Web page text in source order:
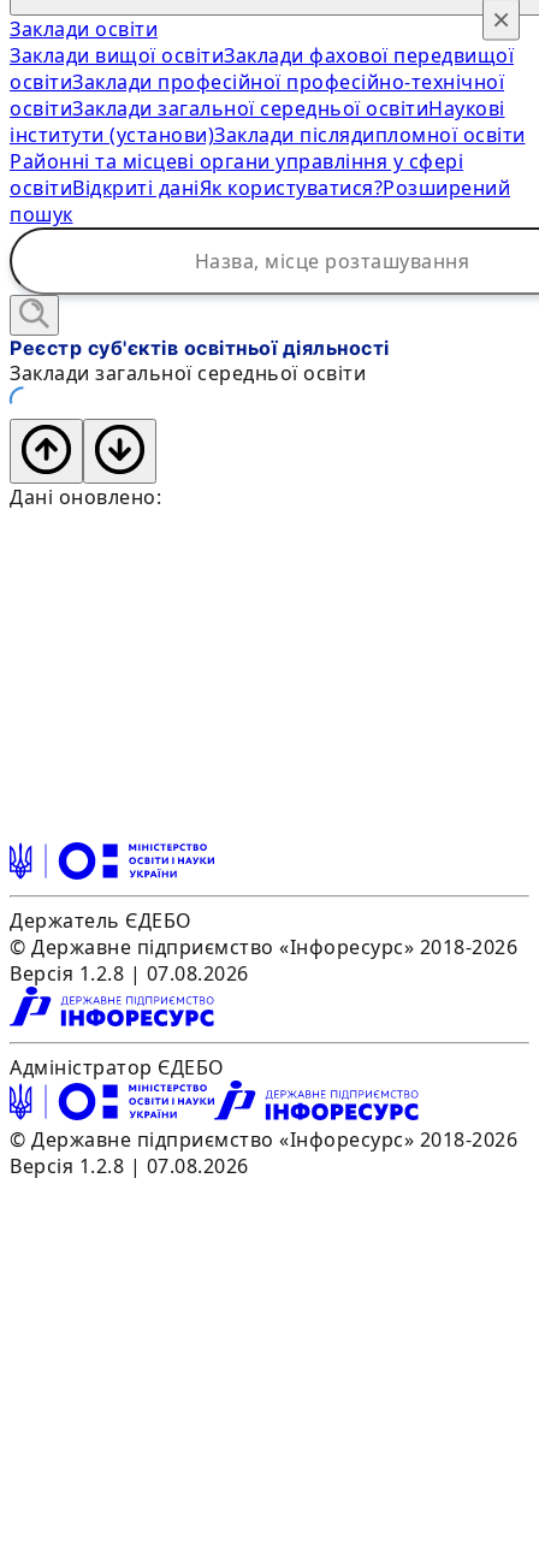
Заклади освіти
Заклади вищої освітиЗаклади фахової передвищої
освітиЗаклади професійної професійно-технічної
освітиЗаклади загальної середньої освітиНаукові
інститути (установи)Заклади післядипломної освіти
Районні та місцеві органи управління у сфері
освітиВідкриті даніЯк користуватися?Розширений
пошук
×
Реєстр суб'єктів освітньої діяльності
Заклади загальної середньої освіти
Дані оновлено:
Держатель ЄДЕБО
© Державне підприємство «Інфоресурс» 2018-2026
Версія 1.2.8 | 07.08.2026
Адміністратор ЄДЕБО
© Державне підприємство «Інфоресурс» 2018-2026
Версія 1.2.8 | 07.08.2026